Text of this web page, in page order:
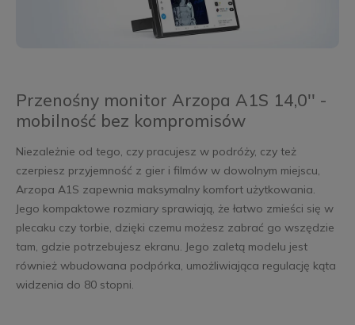
Przenośny monitor Arzopa A1S 14,0'' -
mobilność bez kompromisów
Niezależnie od tego, czy pracujesz w podróży, czy też
czerpiesz przyjemność z gier i filmów w dowolnym miejscu,
Arzopa A1S zapewnia maksymalny komfort użytkowania.
Jego kompaktowe rozmiary sprawiają, że łatwo zmieści się w
plecaku czy torbie, dzięki czemu możesz zabrać go wszędzie
tam, gdzie potrzebujesz ekranu. Jego zaletą modelu jest
również wbudowana podpórka, umożliwiająca regulację kąta
widzenia do 80 stopni.